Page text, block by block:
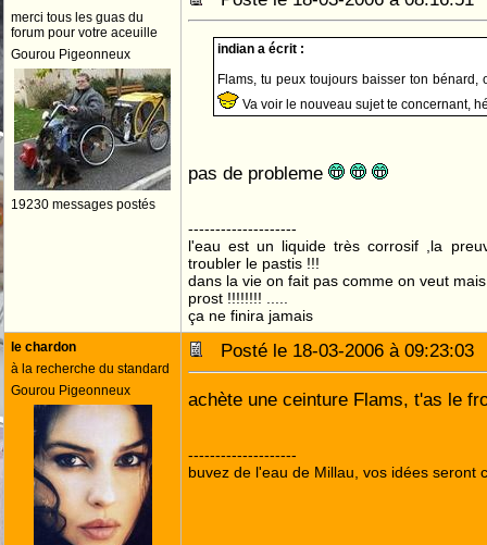
merci tous les guas du
forum pour votre aceuille
Gourou Pigeonneux
19230 messages postés
indian a écrit :
Flams, tu peux toujours baisser ton bénard,
Va voir le nouveau sujet te concernant,
pas de probleme
--------------------
l'eau est un liquide très corrosif ,la
troubler le pastis !!!
dans la vie on fait pas comme on veut
prost !!!!!!!! .....
ça ne finira jamais
le chardon
à la recherche du standard
Gourou Pigeonneux
Posté le 18-03-2006 à
achète une ceinture Flams, t'as le
--------------------
buvez de l'eau de Millau, vos idées seront